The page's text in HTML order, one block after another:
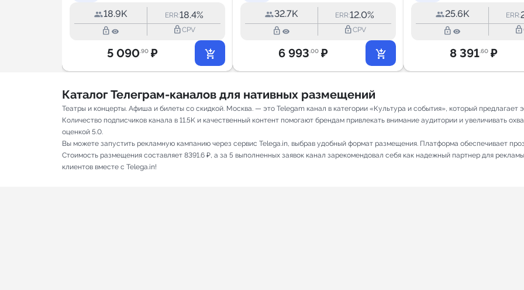
18.9K ERR:18.4%
lock_outline lock_outlineCPV
5 090.90 ₽
32.7K ERR:12.0%
lock_outline lock_outlineCPV
6 993.00 ₽
25.6K ERR:
lock_outline lock_outline
8 391.60 ₽
Каталог Телеграм-каналов для нативных размещений
Театры и концерты. Афиша и билеты со скидкой. Москва. — это Telegam канал в категории «Культура и события», который
Количество подписчиков канала в 11.5K и качественный контент помогают брендам привлекать внимание аудитории и увеличивать
оценкой 5.0.
Вы можете запустить рекламную кампанию через сервис Telega.in, выбрав удобный формат размещения. Платформа обеспечивает
Стоимость размещения составляет 8391.6 ₽, а за 5 выполненных заявок канал зарекомендовал себя как надежный партнер для
клиентов вместе с Telega.in!